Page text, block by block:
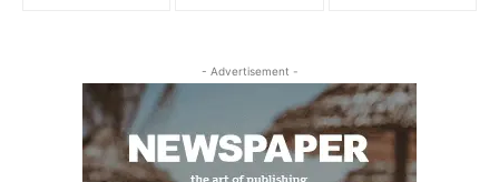
- Advertisement -